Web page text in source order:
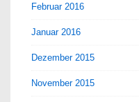
Februar 2016
Januar 2016
Dezember 2015
November 2015